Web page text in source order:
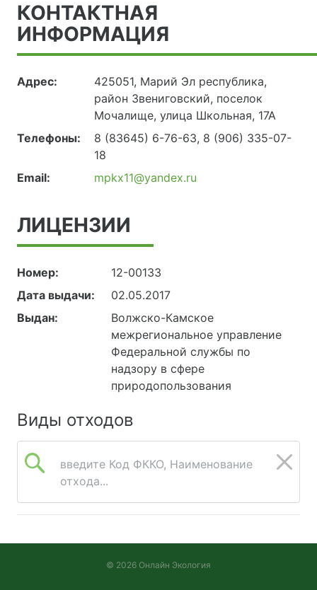
КОНТАКТНАЯ
ИНФОРМАЦИЯ
Адрес:
425051, Марий Эл республика,
район Звениговский, поселок
Мочалище, улица Школьная, 17А
Телефоны:
8 (83645) 6-76-63, 8 (906) 335-07-
18
Email:
mpkx11@yandex.ru
ЛИЦЕНЗИИ
Номер:
12-00133
Дата выдачи:
02.05.2017
Выдан:
Волжско-Камское
межрегиональное управление
Федеральной службы по
надзору в сфере
природопользования
Виды отходов
введите Код ФККО, Наименование
отхода...
© 2026 Онлайн Экология